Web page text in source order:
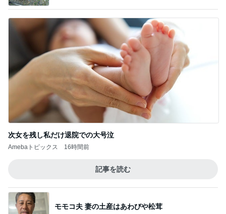
次女を残し私だけ退院での大号泣
Amebaトピックス 16時間前
記事を読む
モモコ夫 妻の土産はあわびや松茸